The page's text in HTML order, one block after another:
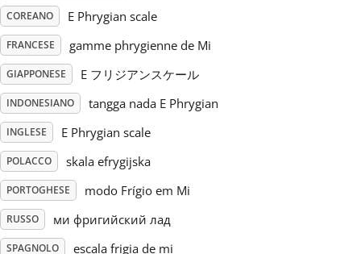
Tiếng Việt
Türkçe
Українська
简体中文
COREANO E Phrygian scale
FRANCESE gamme phrygienne de Mi
GIAPPONESE E フリジアンスケール
INDONESIANO tangga nada E Phrygian
INGLESE E Phrygian scale
POLACCO skala efrygijska
PORTOGHESE modo Frígio em Mi
RUSSO ми фригийский лад
SPAGNOLO escala frigia de mi